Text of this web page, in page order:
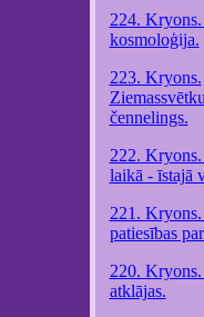
224.
kosmoloģija.
223. Kryons.
Ziemassvētku
čennelings.
222. Kryons.
laikā - īstajā
221.
patiesības
220.
atklājas.